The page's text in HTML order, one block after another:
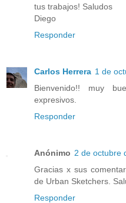
tus trabajos! Saludos
Diego
Responder
Carlos Herrera 1 de
Bienvenido!! muy
expresivos.
Responder
Anónimo 2 de octubre
Gracias x sus
de Urban Sketchers.
Responder